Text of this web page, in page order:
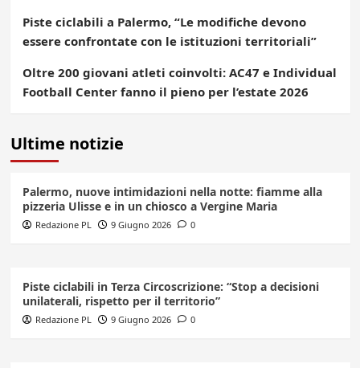
Piste ciclabili a Palermo, “Le modifiche devono
essere confrontate con le istituzioni territoriali”
Oltre 200 giovani atleti coinvolti: AC47 e Individual
Football Center fanno il pieno per l’estate 2026
Ultime notizie
Palermo, nuove intimidazioni nella notte: fiamme alla
pizzeria Ulisse e in un chiosco a Vergine Maria
Redazione PL 9 Giugno 2026 0
Piste ciclabili in Terza Circoscrizione: “Stop a decisioni
unilaterali, rispetto per il territorio”
Redazione PL 9 Giugno 2026 0